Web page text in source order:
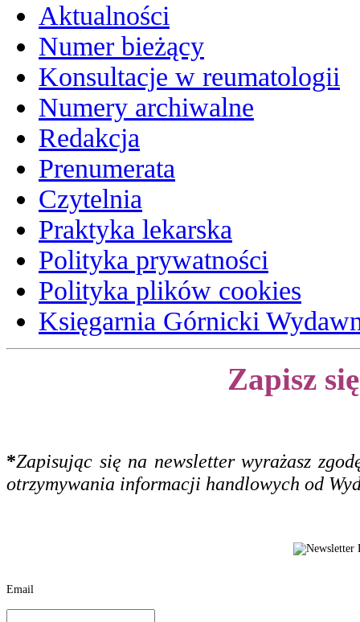
Aktualności
Numer bieżący
Konsultacje w reumatologii
Numery archiwalne
Redakcja
Prenumerata
Czytelnia
Praktyka lekarska
Polityka prywatności
Polityka plików cookies
Księgarnia Górnicki
Zapisz
*Zapisując się na newsletter wyrażasz
otrzymywania informacji handlowych od
Email